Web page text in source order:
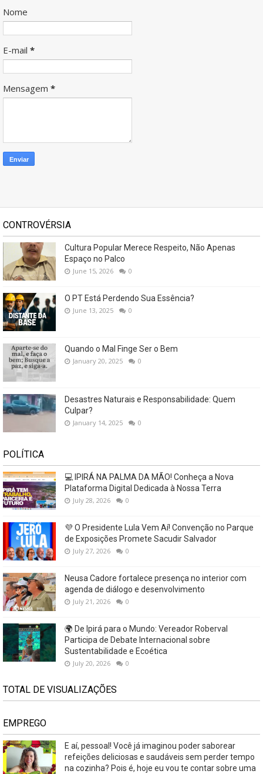
Nome
E-mail *
Mensagem *
CONTROVÉRSIA
Cultura Popular Merece Respeito, Não Apenas
Espaço no Palco
June 15, 2026 0
O PT Está Perdendo Sua Essência?
June 13, 2025 0
Quando o Mal Finge Ser o Bem
January 20, 2025 0
Desastres Naturais e Responsabilidade: Quem
Culpar?
January 14, 2025 0
POLÍTICA
💻 IPIRÁ NA PALMA DA MÃO! Conheça a Nova
Plataforma Digital Dedicada à Nossa Terra
July 28, 2026 0
💜 O Presidente Lula Vem Aí! Convenção no Parque
de Exposições Promete Sacudir Salvador
July 27, 2026 0
Neusa Cadore fortalece presença no interior com
agenda de diálogo e desenvolvimento
July 21, 2026 0
🌍 De Ipirá para o Mundo: Vereador Roberval
Participa de Debate Internacional sobre
Sustentabilidade e Ecoética
July 20, 2026 0
TOTAL DE VISUALIZAÇÕES
EMPREGO
E aí, pessoal! Você já imaginou poder saborear
refeições deliciosas e saudáveis ​​sem perder tempo
na cozinha? Pois é, hoje eu vou te contar sobre uma